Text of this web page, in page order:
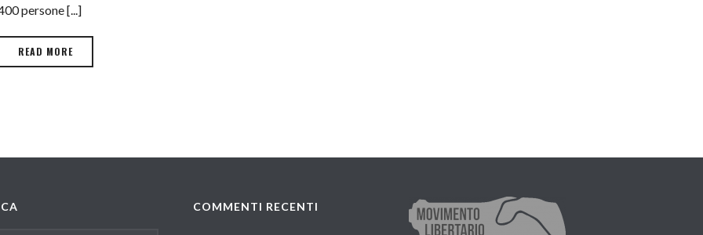
persone [...]
READ MORE
COMMENTI RECENTI